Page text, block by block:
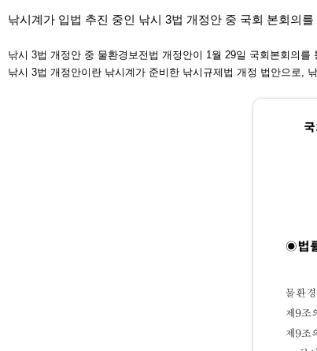
낚시계가 입법 추진 중인 낚시 3법 개정안 중 국회 본회의
낚시 3법 개정안 중 물환경보전법 개정안이 1월 29일 국회 본회의를
낚시 3법 개정안이란 낚시계가 준비한 낚시규제법 개정 법 안으로,